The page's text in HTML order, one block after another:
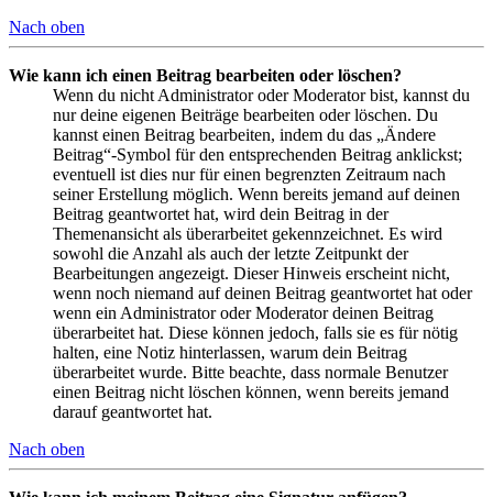
Nach oben
Wie kann ich einen Beitrag bearbeiten oder löschen?
Wenn du nicht Administrator oder Moderator bist, kannst du
nur deine eigenen Beiträge bearbeiten oder löschen. Du
kannst einen Beitrag bearbeiten, indem du das „Ändere
Beitrag“-Symbol für den entsprechenden Beitrag anklickst;
eventuell ist dies nur für einen begrenzten Zeitraum nach
seiner Erstellung möglich. Wenn bereits jemand auf deinen
Beitrag geantwortet hat, wird dein Beitrag in der
Themenansicht als überarbeitet gekennzeichnet. Es wird
sowohl die Anzahl als auch der letzte Zeitpunkt der
Bearbeitungen angezeigt. Dieser Hinweis erscheint nicht,
wenn noch niemand auf deinen Beitrag geantwortet hat oder
wenn ein Administrator oder Moderator deinen Beitrag
überarbeitet hat. Diese können jedoch, falls sie es für nötig
halten, eine Notiz hinterlassen, warum dein Beitrag
überarbeitet wurde. Bitte beachte, dass normale Benutzer
einen Beitrag nicht löschen können, wenn bereits jemand
darauf geantwortet hat.
Nach oben